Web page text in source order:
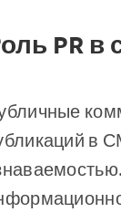
PR
в